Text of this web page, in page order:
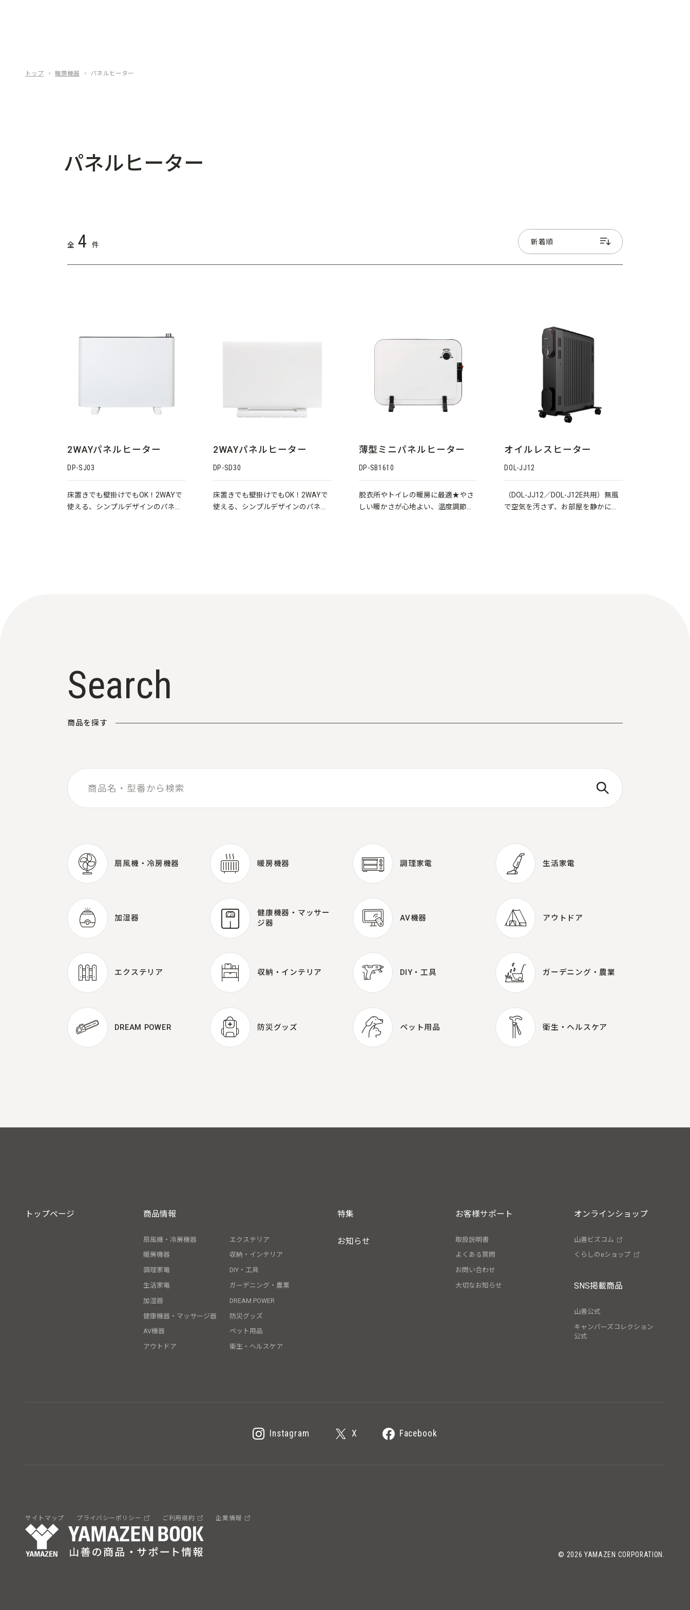
トップ 暖房機器 パネルヒーター
パネルヒーター
全 4 件
2WAYパネルヒーター
DP-SJ03
床置きでも壁掛けでもOK！2WAYで
使える、シンプルデザインのパネル
2WAYパネルヒーター
DP-SD30
床置きでも壁掛けでもOK！2WAYで
使える、シンプルデザインのパネル
薄型ミニパネルヒーター
DP-SB1610
脱衣所やトイレの暖房に最適★やさ
しい暖かさが心地よい、温度調節機
オイルレスヒーター
DOL-JJ12
（DOL-JJ12／DOL-J12E共用）無風
で空気を汚さず、お部屋を静かにや
Search
商品を探す
扇風機・冷房機器
暖房機器
調理家電
生活家電
加湿器
健康機器・ マッサー
ジ器
AV機器
アウトドア
エクステリア
収納・インテリア
DIY・工具
ガーデニング・農業
DREAM POWER
防災グッズ
ペット用品
衛生・ ヘルスケア
トップページ 商品情報
扇風機・冷房機器
暖房機器
調理家電
生活家電
加湿器
健康機器・マッサージ器
AV機器
アウトドア
エクステリア
収納・インテリア
DIY・工具
ガーデニング・農業
DREAM POWER
防災グッズ
ペット用品
衛生・ヘルスケア
特集
お知らせ
お客様サポート
取扱説明書
よくある質問
お問い合わせ
大切なお知らせ
オンラインショップ
山善ビズコム
くらしのeショップ
SNS掲載商品
山善公式
キャンパーズコレクション
公式
Instagram X Facebook
サイトマップ プライバシーポリシー ご利用規約 企業情報
© 2026 YAMAZEN CORPORATION.